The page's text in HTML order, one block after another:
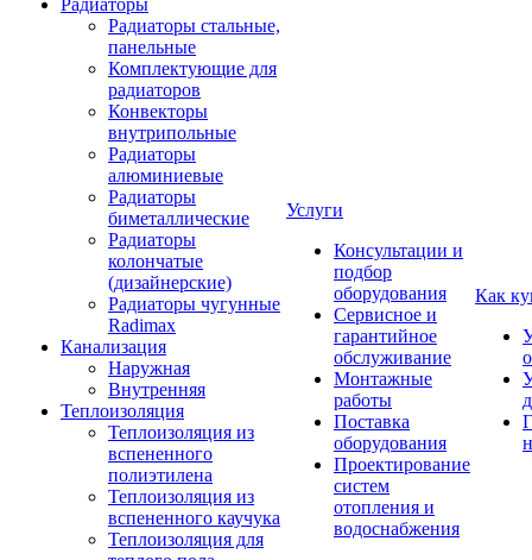
Радиаторы
Радиаторы стальные,
панельные
Комплектующие для
радиаторов
Конвекторы
внутрипольные
Радиаторы
алюминиевые
Радиаторы
биметаллические
Радиаторы
колончатые
(дизайнерские)
Радиаторы чугунные
Radimax
Канализация
Наружная
Внутренняя
Теплоизоляция
Теплоизоляция из
вспененного
полиэтилена
Теплоизоляция из
вспененного каучука
Теплоизоляция для
Услуги
Консультации и
подбор
оборудования
Сервисное и
гарантийное
обслуживание
Монтажные
работы
Поставка
оборудования
Проектирование
систем
отопления и
водоснабжения
Как